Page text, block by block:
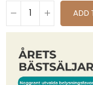
ADD